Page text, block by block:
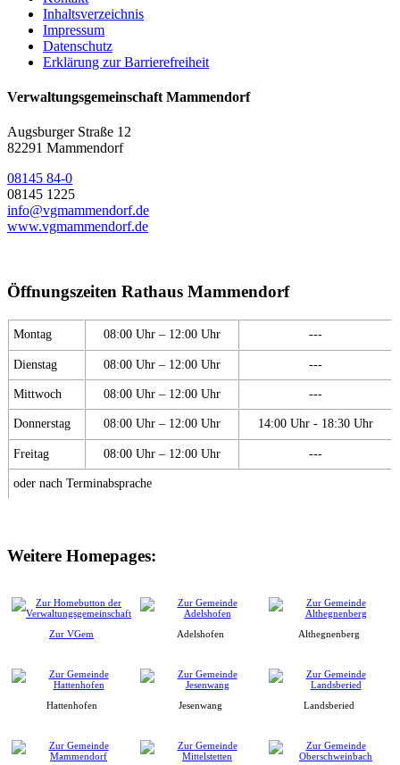
Inhaltsverzeichnis
Impressum
Datenschutz
Erklärung zur Barrierefreiheit
Verwaltungsgemeinschaft Mammendorf
Augsburger Straße 12
82291 Mammendorf
08145 84-0
08145 1225
info@vgmammendorf.de
www.vgmammendorf.de
Öffnungszeiten Rathaus Mammendorf
Montag 08:00 Uhr – 12:00 Uhr ---
Dienstag 08:00 Uhr – 12:00 Uhr ---
Mittwoch 08:00 Uhr – 12:00 Uhr ---
Donnerstag 08:00 Uhr – 12:00 Uhr 14:00 Uhr - 18:30 Uhr
Freitag 08:00 Uhr – 12:00 Uhr ---
oder nach Terminabsprache
Weitere Homepages:
Zur VGem Adelshofen Althegnenberg
Hattenhofen Jesenwang Landsberied